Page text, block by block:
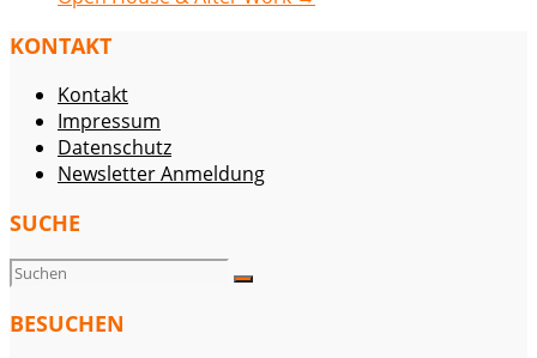
KONTAKT
Kontakt
Impressum
Datenschutz
Newsletter Anmeldung
SUCHE
BESUCHEN